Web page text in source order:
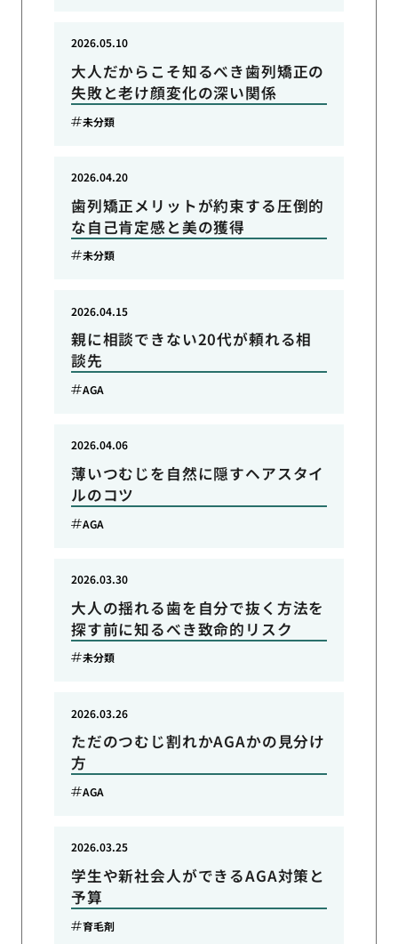
大人だからこそ知るべき歯列矯正の
失敗と老け顔変化の深い関係
2026.05.10
未分類
歯列矯正メリットが約束する圧倒的
な自己肯定感と美の獲得
2026.04.20
未分類
親に相談できない20代が頼れる相
談先
2026.04.15
AGA
薄いつむじを自然に隠すヘアスタイ
ルのコツ
2026.04.06
AGA
大人の揺れる歯を自分で抜く方法を
探す前に知るべき致命的リスク
2026.03.30
未分類
ただのつむじ割れかAGAかの見分け
方
2026.03.26
AGA
学生や新社会人ができるAGA対策と
予算
2026.03.25
育毛剤